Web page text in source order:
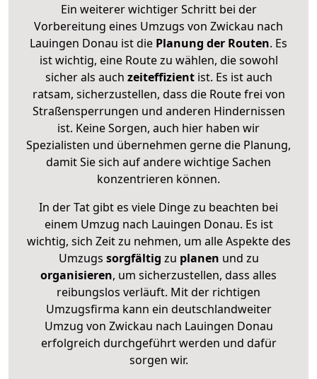
Ein weiterer wichtiger Schritt bei der
Vorbereitung eines Umzugs von Zwickau nach
Lauingen Donau ist die Planung der Routen. Es
ist wichtig, eine Route zu wählen, die sowohl
sicher als auch zeiteffizientist. Es ist auch
ratsam, sicherzustellen, dass die Route frei von
Straßensperrungen und anderen Hindernissen
ist. Keine Sorgen, auch hier haben wir
Spezialisten und übernehmen gerne die Planung,
damit Sie sich auf andere wichtige Sachen
konzentrieren können.
In der Tat gibt es viele Dinge zu beachten bei
einem Umzug nach Lauingen Donau. Es ist
wichtig, sich Zeit zu nehmen, um alle Aspekte des
Umzugs sorgfältig zu planen und zu
organisieren, um sicherzustellen, dass alles
reibungslos verläuft. Mit der richtigen
Umzugsfirma kann ein deutschlandweiter
Umzug von Zwickau nach Lauingen Donau
erfolgreich durchgeführt werden und dafür
sorgen wir.